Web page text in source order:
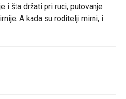
i šta držati pri ruci, putovanje
A kada su roditelji mirni, i